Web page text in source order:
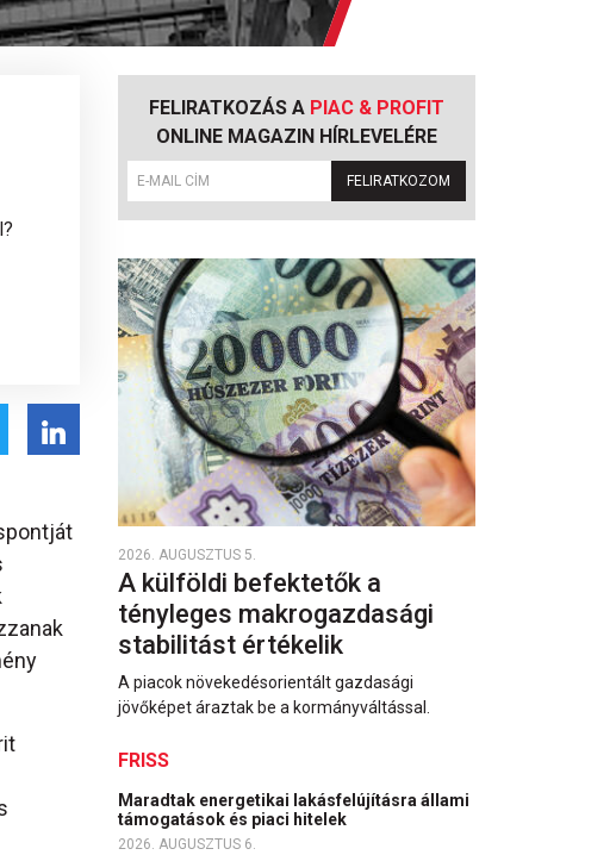
FELIRATKOZÁS A PIAC & PROFIT
ONLINE MAGAZIN HÍRLEVELÉRE
FELIRATKOZOM
2026. AUGUSZTUS 5.
A külföldi befektetők a
tényleges makrogazdasági
stabilitást értékelik
A piacok növekedésorientált gazdasági
jövőképet áraztak be a kormányváltással.
FRISS
Maradtak energetikai lakásfelújításra állami
támogatások és piaci hitelek
2026. AUGUSZTUS 6.